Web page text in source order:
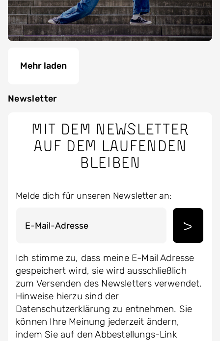
Mehr laden
Newsletter
Mit dem Newsletter
auf dem Laufenden
bleiben
Melde dich für unseren Newsletter an:
Ich stimme zu, dass meine E-Mail Adresse
gespeichert wird, sie wird ausschließlich
zum Versenden des Newsletters verwendet.
Hinweise hierzu sind der
Datenschutzerklärung zu entnehmen. Sie
können Ihre Meinung jederzeit ändern,
indem Sie auf den Abbestellungs-Link